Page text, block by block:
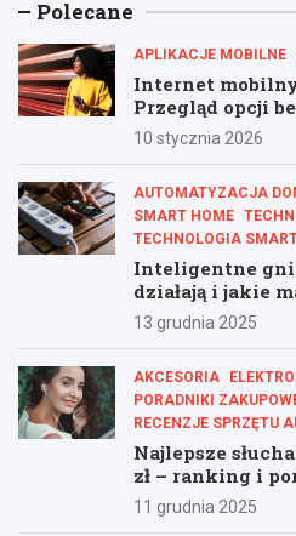
Polecane
APLIKACJE MOBILNE
Internet
Przegląd opcji
10 stycznia 2026
AUTOMATYZACJA
SMART HOME
TECHNOLOGIA
Inteligentne
działają i jakie
13 grudnia 2025
AKCESORIA
PORADNIKI
RECENZJE SPRZĘTU
Najlepsze
zł – ranking i
11 grudnia 2025